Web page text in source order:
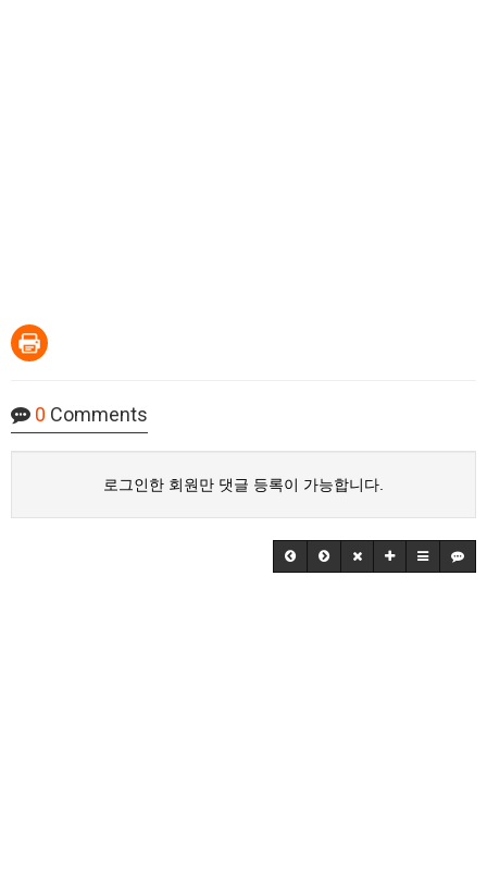
0 Comments
로그인한 회원만 댓글 등록이 가능합니다.